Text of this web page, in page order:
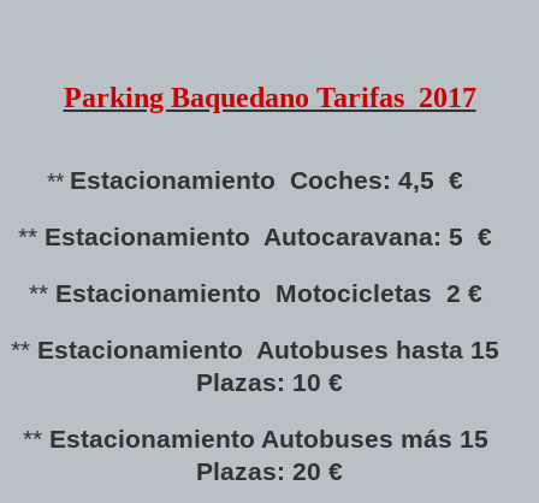
Parking Baquedano Tarifas 2017
** Estacionamiento Coches: 4,5 €
** Estacionamiento Autocaravana: 5 €
** Estacionamiento Motocicletas 2 €
** Estacionamiento Autobuses hasta 15
Plazas: 10 €
** Estacionamiento Autobuses más 15
Plazas: 20 €